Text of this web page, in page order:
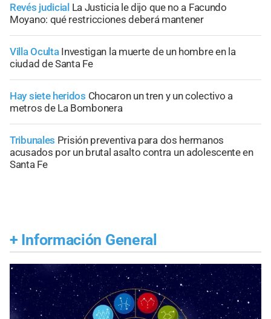
Revés judicial La Justicia le dijo que no a Facundo
Moyano: qué restricciones deberá mantener
Villa Oculta Investigan la muerte de un hombre en la
ciudad de Santa Fe
Hay siete heridos Chocaron un tren y un colectivo a
metros de La Bombonera
Tribunales Prisión preventiva para dos hermanos
acusados por un brutal asalto contra un adolescente en
Santa Fe
+ Información General